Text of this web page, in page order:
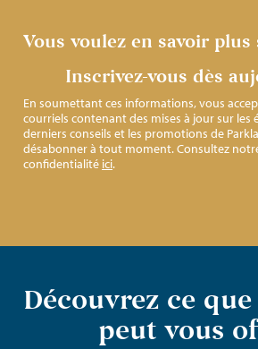
Vous voulez en savoir
Inscrivez-vous dès
En soumettant ces informations, vous
courriels contenant des mises à jour sur les
derniers conseils et les promotions de
désabonner à tout moment. Consultez
confidentialité ici.
Découvrez ce
peut vous